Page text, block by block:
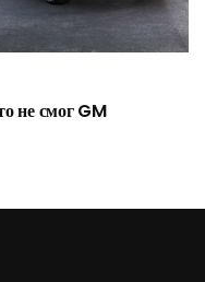
не смог GM